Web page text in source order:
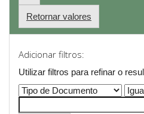
Retornar valores
Adicionar filtros:
Utilizar filtros para refinar o